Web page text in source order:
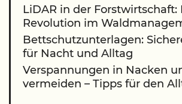
LiDAR in der Forstwirtschaft:
Revolution im
Bettschutzunterlagen:
für Nacht und Alltag
Verspannungen in Nacken
vermeiden – Tipps für den